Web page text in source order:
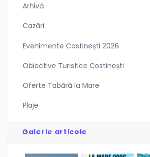
Arhivă
Cazări
Evenimente Costinești 2026
Obiective Turistice Costinești
Oferte Tabără la Mare
Plaje
Galerie articole